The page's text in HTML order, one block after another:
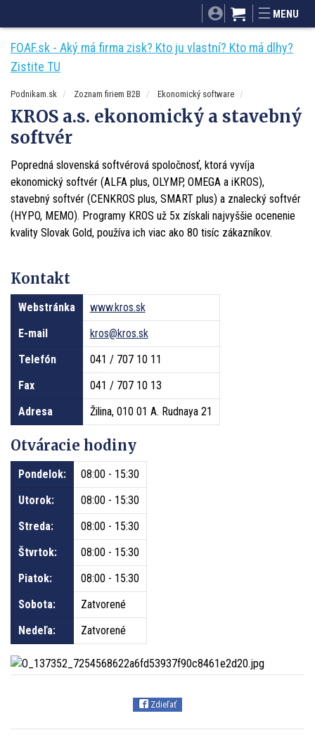
Mnamky-recepty.sk
MENU
FOAF.sk - Aký má firma zisk? Kto ju vlastní? Kto má dlhy?
Zistite TU
Podnikam.sk Zoznam firiem B2B Ekonomický software
KROS a.s. ekonomický a stavebný
softvér
Popredná slovenská softvérová spoločnosť, ktorá vyvíja
ekonomický softvér (ALFA plus, OLYMP, OMEGA a iKROS),
stavebný softvér (CENKROS plus, SMART plus) a znalecký softvér
(HYPO, MEMO). Programy KROS už 5x získali najvyššie ocenenie
kvality Slovak Gold, používa ich viac ako 80 tisíc zákazníkov.
Kontakt
Webstránka
www.kros.sk
E-mail
kros@kros.sk
Telefón
041 / 707 10 11
Fax
041 / 707 10 13
Adresa
Žilina, 010 01 A. Rudnaya 21
Otváracie hodiny
Pondelok:
08:00 - 15:30
Utorok:
08:00 - 15:30
Streda:
08:00 - 15:30
Štvrtok:
08:00 - 15:30
Piatok:
08:00 - 15:30
Sobota:
Zatvorené
Nedeľa:
Zatvorené
Zdieľať